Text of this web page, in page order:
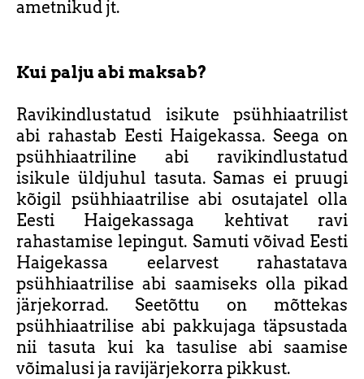
ametnikud jt.
Kui palju abi maksab?
Ravikindlustatud isikute psühhiaatrilist
abi rahastab Eesti Haigekassa. Seega on
psühhiaatriline abi ravikindlustatud
isikule üldjuhul tasuta. Samas ei pruugi
kõigil psühhiaatrilise abi osutajatel olla
Eesti Haigekassaga kehtivat ravi
rahastamise lepingut. Samuti võivad Eesti
Haigekassa eelarvest rahastatava
psühhiaatrilise abi saamiseks olla pikad
järjekorrad. Seetõttu on mõttekas
psühhiaatrilise abi pakkujaga täpsustada
nii tasuta kui ka tasulise abi saamise
võimalusi ja ravijärjekorra pikkust.